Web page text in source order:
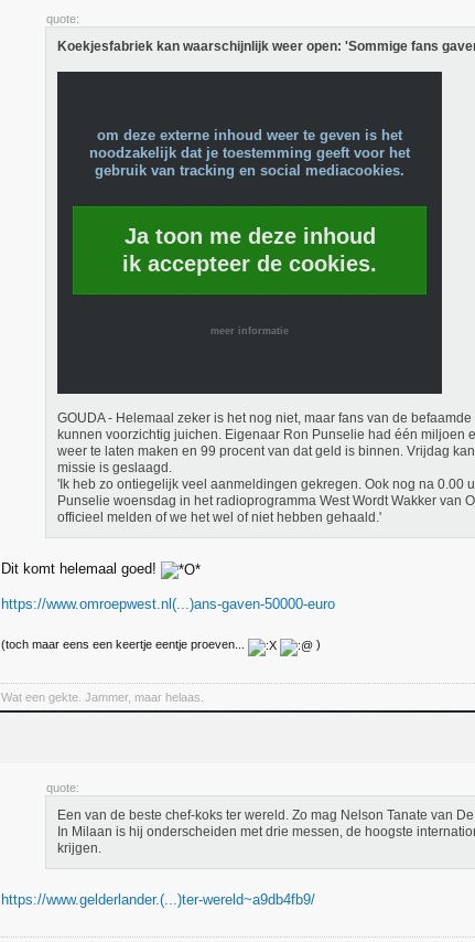
quote:
Koekjesfabriek kan waarschijnlijk weer open: 'Sommige fans
om deze externe inhoud weer te geven is het
noodzakelijk dat je toestemming geeft voor het
gebruik van tracking en social mediacookies.
Ja toon me deze inhoud
ik accepteer de cookies.
meer informatie
GOUDA - Helemaal zeker is het nog niet, maar fans van de
kunnen voorzichtig juichen. Eigenaar Ron Punselie had één miljoen
weer te laten maken en 99 procent van dat geld is binnen. Vrijdag
missie is geslaagd.
'Ik heb zo ontiegelijk veel aanmeldingen gekregen. Ook nog na 0.00
Punselie woensdag in het radioprogramma West Wordt Wakker van
officieel melden of we het wel of niet hebben gehaald.'
Dit komt helemaal goed!
https://www.omroepwest.nl(...)ans-gaven-50000-euro
(toch maar eens een keertje eentje proeven... )
Wat een gekte. Jammer, maar helaas.
quote:
Een van de beste chef-koks ter wereld. Zo mag Nelson Tanate van
In Milaan is hij onderscheiden met drie messen, de hoogste
krijgen.
https://www.gelderlander.(...)ter-wereld~a9db4fb9/